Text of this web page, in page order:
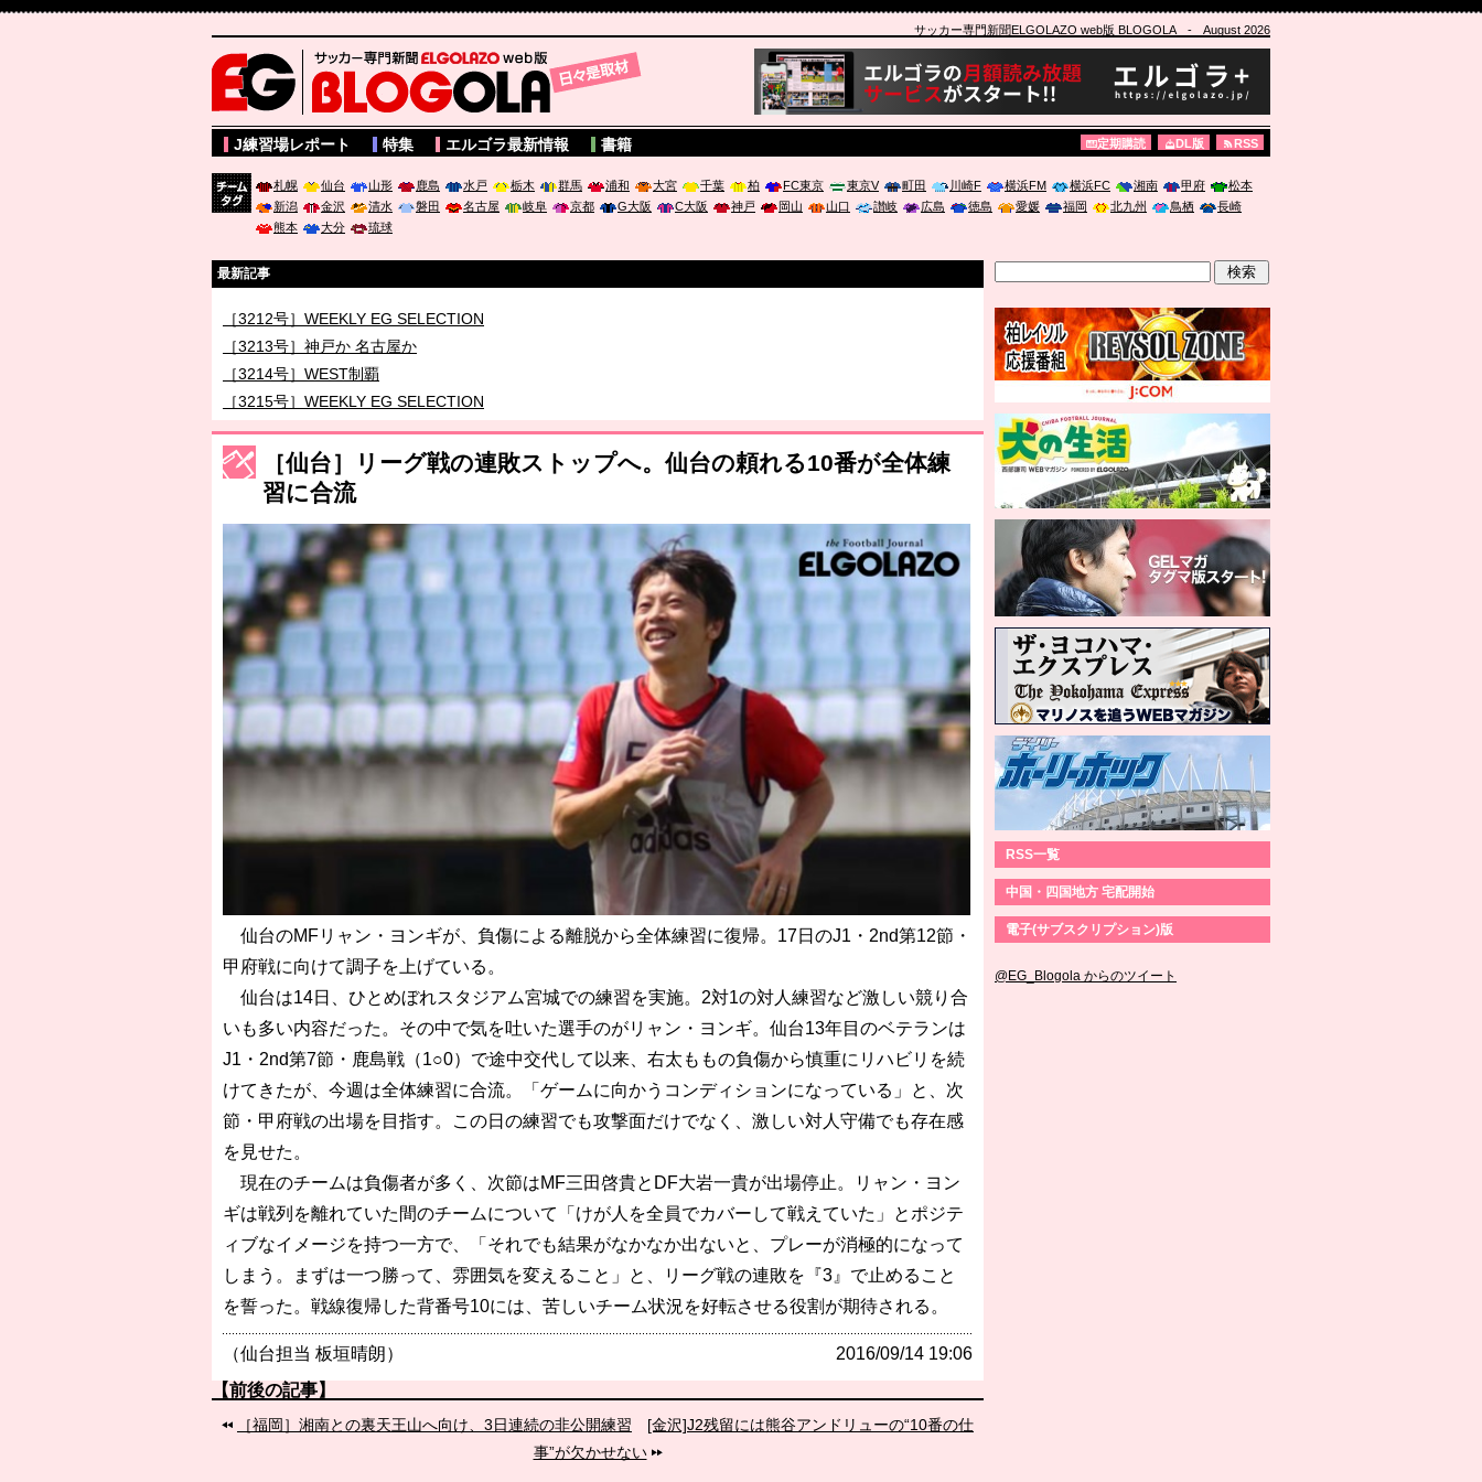
サッカー専門新聞ELGOLAZO web版 BLOGOLA- August 2026
サッカー専門新聞ELGOLAZO web版 BLOGOLA
J練習場レポート 特集 エルゴラ最新情報 書籍 定期購読 DL版 RSS
札幌 仙台 山形 鹿島 水戸 栃木 群馬 浦和 大宮 千葉 柏 FC東京 東京V 町田 川崎F 横浜FM 横浜FC 湘南 甲府
松本
新潟
金沢 清水 磐田 名古屋 岐阜 京都 G大阪 C大阪 神戸 岡山 山口 讃岐 広島 徳島 愛媛 福岡 北九州 鳥栖
長崎
熊本
大分 琉球
最新記事
［3212号］WEEKLY EG SELECTION
［3213号］神戸か 名古屋か
［3214号］WEST制覇
［3215号］WEEKLY EG SELECTION
［3216号］行く末占うラストワン
［3217号］最高の景色へ出国
［3218号］WEEKLY EG SELECTION
［3219号］特別な覇者へ 大逆転か連破か
［3220号］伝説の王者、黄金のシャーレ
［仙台］リーグ戦の連敗ストップへ。仙台の頼れる10番が全体練
習に合流
仙台のMFリャン・ヨンギが、負傷による離脱から全体練習に復帰。17日のJ1・2nd第12節・
甲府戦に向けて調子を上げている。
仙台は14日、ひとめぼれスタジアム宮城での練習を実施。2対1の対人練習など激しい競り合
いも多い内容だった。その中で気を吐いた選手のがリャン・ヨンギ。仙台13年目のベテランは
J1・2nd第7節・鹿島戦（1○0）で途中交代して以来、右太ももの負傷から慎重にリハビリを続
けてきたが、今週は全体練習に合流。「ゲームに向かうコンディションになっている」と、次
節・甲府戦の出場を目指す。この日の練習でも攻撃面だけでなく、激しい対人守備でも存在感
を見せた。
現在のチームは負傷者が多く、次節はMF三田啓貴とDF大岩一貴が出場停止。リャン・ヨン
ギは戦列を離れていた間のチームについて「けが人を全員でカバーして戦えていた」とポジテ
ィブなイメージを持つ一方で、「それでも結果がなかなか出ないと、プレーが消極的になって
しまう。まずは一つ勝って、雰囲気を変えること」と、リーグ戦の連敗を『3』で止めること
を誓った。戦線復帰した背番号10には、苦しいチーム状況を好転させる役割が期待される。
（仙台担当 板垣晴朗） 2016/09/14 19:06
【前後の記事】
［福岡］湘南との裏天王山へ向け、3日連続の非公開練習
[金沢]J2残留には熊谷アンドリューの“10番の仕
事”が欠かせない
RSS一覧
中国・四国地方 宅配開始
電子(サブスクリプション)版
@EG_Blogola からのツイート